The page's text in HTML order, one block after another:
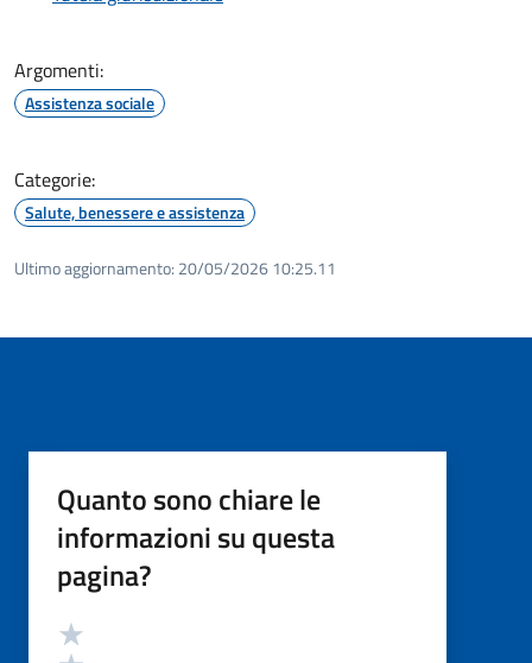
Argomenti:
Assistenza sociale
Categorie:
Salute, benessere e assistenza
Ultimo aggiornamento: 20/05/2026 10:25.11
Quanto sono chiare le
informazioni su questa
pagina?
Valutazione